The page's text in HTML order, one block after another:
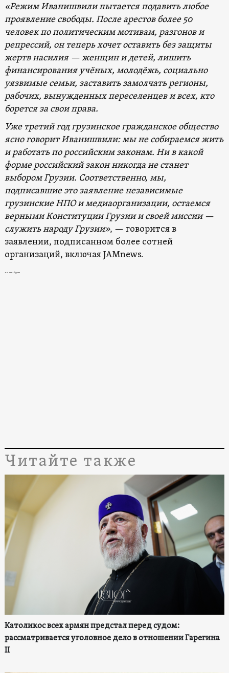
«Режим Иванишвили пытается подавить любое
проявление свободы. После арестов более 50
человек по политическим мотивам, разгонов и
репрессий, он теперь хочет оставить без защиты
жертв насилия — женщин и детей, лишить
финансирования учёных, молодёжь, социально
уязвимые семьи, заставить замолчать регионы,
рабочих, вынужденных переселенцев и всех, кто
борется за свои права.
Уже третий год грузинское гражданское общество
ясно говорит Иванишвили: мы не собираемся жить
и работать по российским законам. Ни в какой
форме российский закон никогда не станет
выбором Грузии. Соответственно, мы,
подписавшие это заявление независимые
грузинские НПО и медиаорганизации, остаемся
верными Конституции Грузии и своей миссии —
служить народу Грузии», — говорится в
заявлении, подписанном более сотней
организаций, включая JAMnews.
новости в Грузии
Читайте также
Католикос всех армян предстал перед судом:
рассматривается уголовное дело в отношении Гарегина
II